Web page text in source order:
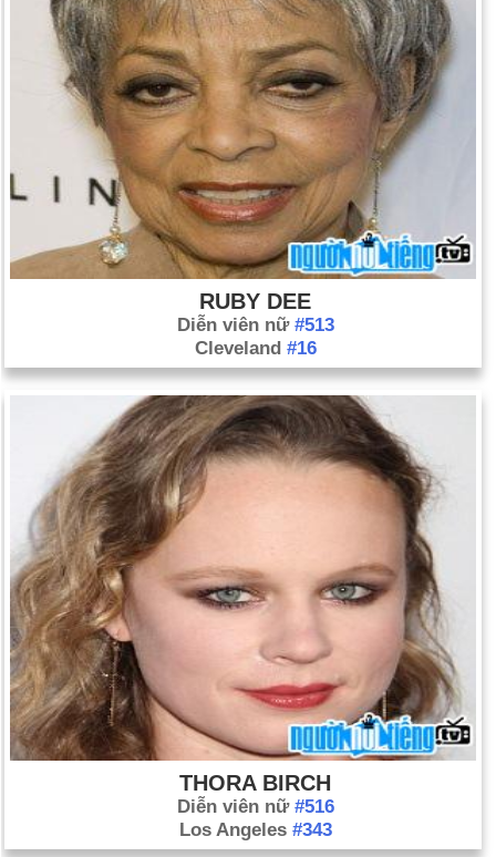
RUBY DEE
Diễn viên nữ #513
Cleveland #16
THORA BIRCH
Diễn viên nữ #516
Los Angeles #343